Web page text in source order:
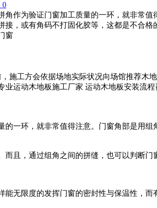
0
作为验证门窗加工质量的一环，就非常
，或有角码不打固化胶等，这都是不合
窗
工方会依据场地实际状况向场馆推荐木
专业运动木地板施工厂家 运动木地板
一环，就非常值得注意。门窗角部是用
且，通过组角之间的拼缝，也可以判断门
无限度的发挥门窗的密封性与保温性，